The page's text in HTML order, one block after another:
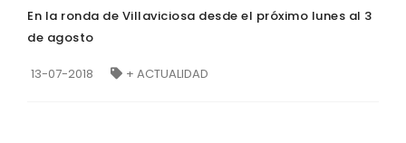
En la ronda de Villaviciosa desde el próximo lunes al 3
de agosto
13-07-2018 + ACTUALIDAD